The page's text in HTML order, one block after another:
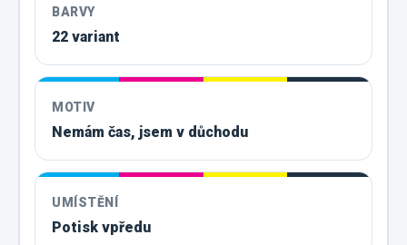
BARVY
22 variant
MOTIV
Nemám čas, jsem v důchodu
UMÍSTĚNÍ
Potisk vpředu